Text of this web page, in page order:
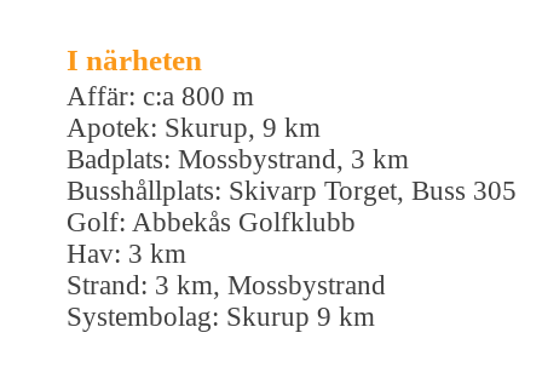
I närheten
Affär: c:a 800 m
Apotek: Skurup, 9 km
Badplats: Mossbystrand, 3 km
Busshållplats: Skivarp Torget, Buss 305
Golf: Abbekås Golfklubb
Hav: 3 km
Strand: 3 km, Mossbystrand
Systembolag: Skurup 9 km